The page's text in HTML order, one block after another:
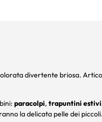
divertente briosa.
paracolpi, trapuntini estivi
la delicata pelle dei piccoli.